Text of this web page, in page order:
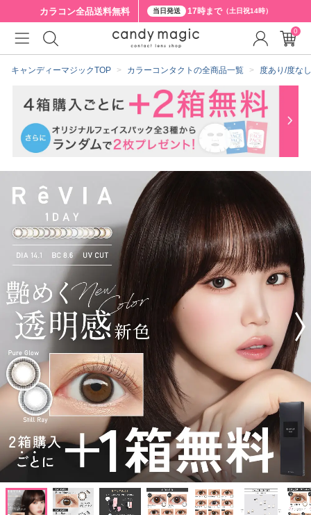
カラコン全品送料無料 当日発送 17時まで（土日祝14時）
キャンディーマジックTOP カラーコンタクトの全商品一覧 度あり/度な
0
クーポン詳細